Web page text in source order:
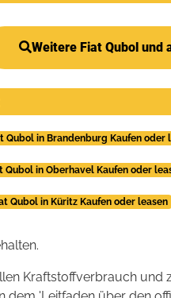
Weitere Fiat Qubol und
Qubol in Brandenburg Kaufen oder
Qubol in Oberhavel Kaufen oder
Qubol in Küritz Kaufen oder leasen
Kraftstoffverbrauch und